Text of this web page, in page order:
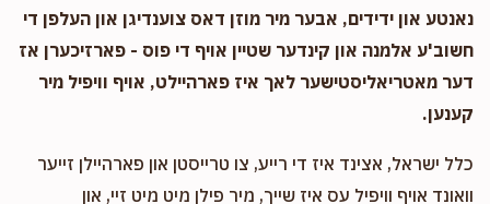
נאנטע און ידידים, אבער מיר מוזן דאס צוענדיגן און העלפן די
חשוב'ע אלמנה און קינדער שטיין אויף די פוס - פארזיכערן אז
דער מאטריאליסטישער לאך איז פארהיילט, אויף וויפיל מיר
קענען.
כלל ישראל, אצינד איז די רייע, צו טרייסטן און פארהיילן זייער
וואונד אויף וויפיל עס איז שייך, מיר פילן מיט מיט זיי, און